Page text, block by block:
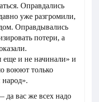
Оправдались
уже разгромили,
Оправдывались
потери, а
и не начинали» и
воюют только
народ».
вас же всех надо